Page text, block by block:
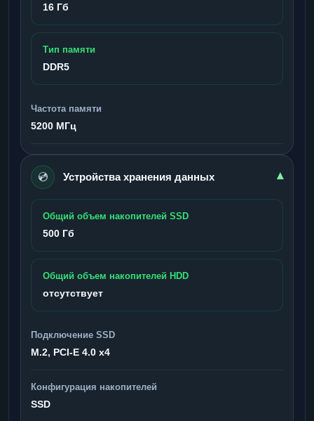
16 Гб
Тип памяти
DDR5
Частота памяти
5200 МГц
💿 Устройства хранения данных ▾
Общий объем накопителей SSD
500 Гб
Общий объем накопителей HDD
отсутствует
Подключение SSD
M.2, PCI-E 4.0 x4
Конфигурация накопителей
SSD